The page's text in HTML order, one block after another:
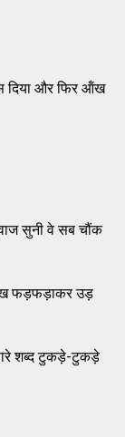
दिया और फिर ऑंख
सुनी वे सब चौंक
फड़फड़ाकर उड़
शब्द टुकड़े-टुकड़े